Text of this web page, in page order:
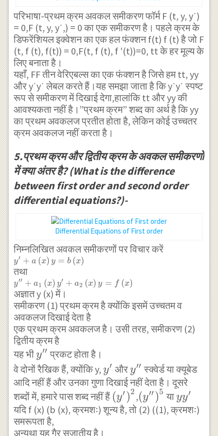
\Rightarrow
v+x\frac {
dv }{ dx }
=v\pm { {
x } }\sqrt {
1+{ v }^{ 2
} } \\
\Rightarrow
x\frac { dv
}{ dx }
=\pm { { x
} }\sqrt {
1+{ v }^{ 2
} } \\
\Rightarrow
\frac { dv }
{ \sqrt {
1+v^{ 2 } }
} =\pm { {
x } }dx
2 }+2{ y
}^{ 2 }+4xy
\right) } }{
2\left( x+2y
\right) } \\
\Rightarrow
p=\frac {
-3\left( x+y
\right) \pm
}^{ 2
}+18xy+9{
y }^{ 2
}-4xy-8{ x
}^{ 2 }-8{ y
}^{ 2 }-16xy
} }{ 2\left(
x+2y
\right) } \\
\Rightarrow
p=\frac {
-3\left( x+y
\right) \pm
\sqrt { { x
}^{ 2
}-2xy+{ y
}^{ 2 } } }{
2\left( x+2y
\right) } \\
\Rightarrow
y=vx\\
\Rightarrow
\frac { dy }
{ dx }
=v+x\frac
{ dv }{ dx }
\\
\Rightarrow
v+x\frac {
dv }{ dx }
=\frac {
-2\left(
2x+vx
\right) }{
2\left(
\right) } \\
\Rightarrow
v+x\frac {
dv }{ dx }
=-\frac {
\left( 2+v
\right) }{
\left( 1+2v
\right) } \\
\Rightarrow
x\frac { dv
}{ dx } =-
\frac { \left(
2+v \right)
}{ \left(
{ x }^{ 2 }+{
y }^{ 2 }+xy-
c=0
\right)
=0
परिभाषा-प्रथम क्रम अवकल समीकरण फॉर्म F (t, y, y˙)
= 0,F (t, y, y˙,) = 0 का एक समीकरण है। पहले क्रम के
डिफरेंशियल इक्वेशन का एक हल फंक्शन f(t) f (t) है जो F
(t, f (t), f(t)) = 0,F(t, f (t), f ′(t))=0, tt के हर मूल्य के
लिए बनाता है।
यहाँ, FF तीन वेरिएबल्स का एक फंक्शन है जिसे हम tt, yy
और y˙y˙ लेबल करते हैं।यह समझा जाता है कि y˙y˙ स्पष्ट
रूप से समीकरण में दिखाई देगा,हालांकि tt और yy की
आवश्यकता नहीं है।”प्रथम क्रम” शब्द का अर्थ है कि yy
का प्रथम अवकलज प्रतीत होता है, लेकिन कोई उच्चतर
क्रम अवकलज नहीं करता है।
5.प्रथम क्रम और द्वितीय क्रम के अवकल समीकरणों
में क्या अंतर है? (What is the difference
between first order and second order
differential equations?)-
Differential Equations of First order
निम्नलिखित अवकल समीकरणों पर विचार करें
{ y }^{
\prime
}+a\left(
x \right)
y=b\left(
x \right)
y′ + a (x) y = b (x)
तथा
{ y }^{
\prime
\prime
}+{ a
}_{ 1
}\left( x
\right) {
y }^{
\prime
}+{ a
}_{ 2
}\left( x
\right)
y=f\left(
x \right)
y′′ + a1 (x) y′ + a2 (x) y = f (x)
अज्ञात y (x) में।
समीकरण (1) प्रथम क्रम है क्योंकि इसमें उच्चतम व
अवकलज दिखाई देता है
एक प्रथम क्रम अवकलज है। उसी तरह, समीकरण (2)
द्वितीय क्रम है
यह भी{ y
}^{
\prime
\prime
}
y′′ प्रकट होता है।
वे दोनों रैखिक हैं, क्योंकि y, { y
}^{
\prime
}
y′ और{ y
}^{
\prime
\prime
y′′ स्क्वेर्ड या क्यूबेड
आदि नहीं हैं औरउनका गुणा दिखाई नहीं देता है। दूसरे
शब्दों में, हमारे पास शब्द नहीं हैं {
\left(
(y′)2 ,{
\left(
(y′′)5 याy{ y
}^{
yy′
यदि f (x) (b (x), क्रमशः) शून्य है, तो (2) ((1), क्रमशः)
समरूपता है,
अन्यथा यह गैर सजातीय है।